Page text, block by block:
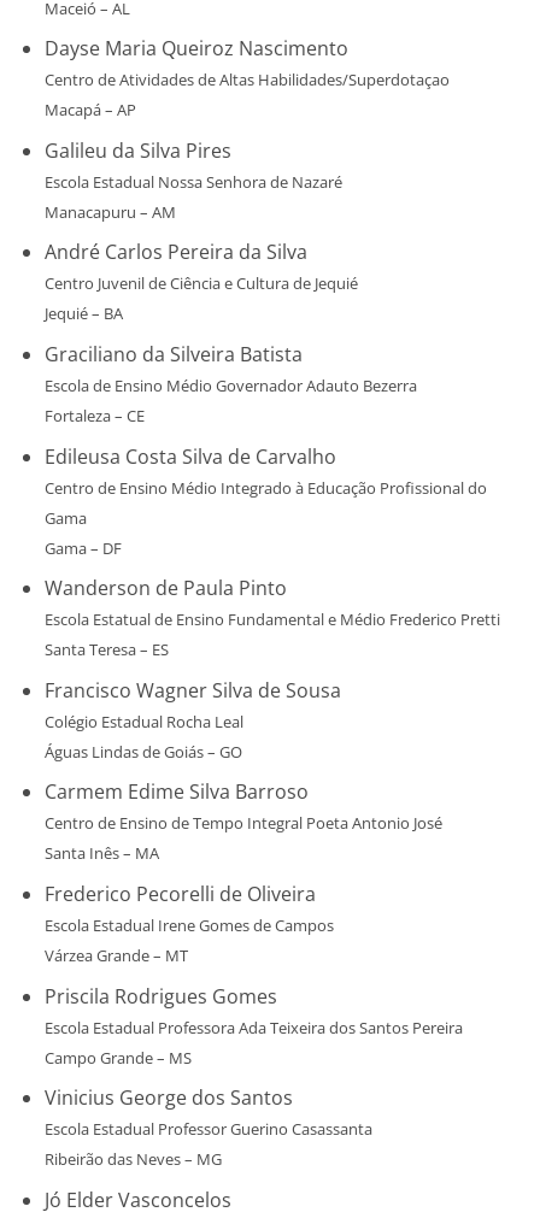
Maceió – AL
Dayse Maria Queiroz Nascimento
Centro de Atividades de Altas Habilidades/Superdotaçao
Macapá – AP
Galileu da Silva Pires
Escola Estadual Nossa Senhora de Nazaré
Manacapuru – AM
André Carlos Pereira da Silva
Centro Juvenil de Ciência e Cultura de Jequié
Jequié – BA
Graciliano da Silveira Batista
Escola de Ensino Médio Governador Adauto Bezerra
Fortaleza – CE
Edileusa Costa Silva de Carvalho
Centro de Ensino Médio Integrado à Educação Profissional do
Gama
Gama – DF
Wanderson de Paula Pinto
Escola Estatual de Ensino Fundamental e Médio Frederico Pretti
Santa Teresa – ES
Francisco Wagner Silva de Sousa
Colégio Estadual Rocha Leal
Águas Lindas de Goiás – GO
Carmem Edime Silva Barroso
Centro de Ensino de Tempo Integral Poeta Antonio José
Santa Inês – MA
Frederico Pecorelli de Oliveira
Escola Estadual Irene Gomes de Campos
Várzea Grande – MT
Priscila Rodrigues Gomes
Escola Estadual Professora Ada Teixeira dos Santos Pereira
Campo Grande – MS
Vinicius George dos Santos
Escola Estadual Professor Guerino Casassanta
Ribeirão das Neves – MG
Jó Elder Vasconcelos